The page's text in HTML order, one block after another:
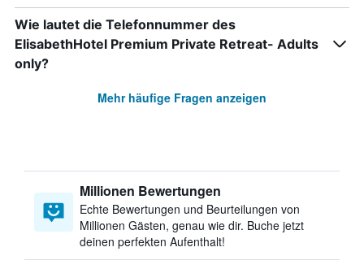
Wie lautet die Telefonnummer des
ElisabethHotel Premium Private Retreat- Adults
only?
Mehr häufige Fragen anzeigen
Millionen Bewertungen
Echte Bewertungen und Beurteilungen von
Millionen Gästen, genau wie dir. Buche jetzt
deinen perfekten Aufenthalt!